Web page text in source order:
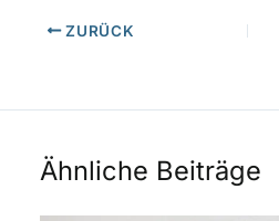
ZURÜCK
Ähnliche Beiträge